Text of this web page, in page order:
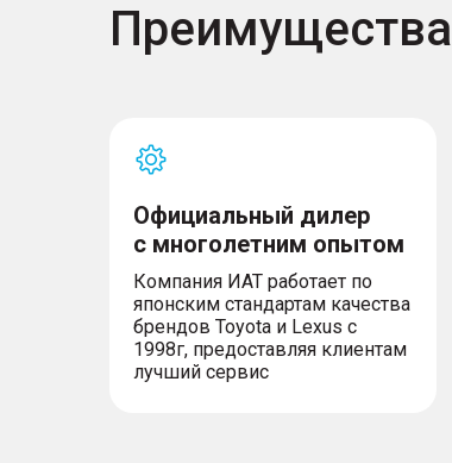
Преимущества
Официальный дилер
с многолетним опытом
Компания ИАТ работает по
японским стандартам качества
брендов Toyota и Lexus с
1998г, предоставляя клиентам
лучший сервис